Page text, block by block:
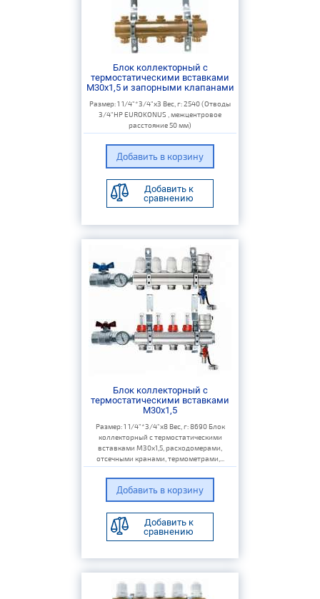
Блок коллекторный с
термостатическими вставками
M30x1,5 и запорными клапанами
Размер: 1 1/4"*3/4"х3 Вес, г: 2540 (Отводы
3/4"НР EUROKONUS , межцентровое
расстояние 50 мм)
Добавить к
сравнению
Блок коллекторный с
термостатическими вставками
M30x1,5
Размер: 1 1/4"*3/4"х8 Вес, г: 8690 Блок
коллекторный с термостатическими
вставками M30x1,5, расходомерами,
отсечными кранами, термометрами,...
Добавить к
сравнению